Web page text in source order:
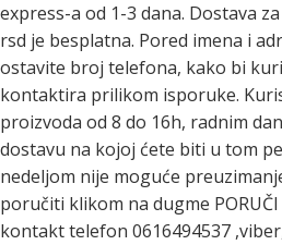
express-a od 1-3 dana. Dostava
rsd je besplatna. Pored imena i
ostavite broj telefona, kako bi
kontaktira prilikom isporuke.
proizvoda od 8 do 16h, radnim
dostavu na kojoj ćete biti u tom
nedeljom nije moguće
poručiti klikom na dugme
kontakt telefon 0616494537